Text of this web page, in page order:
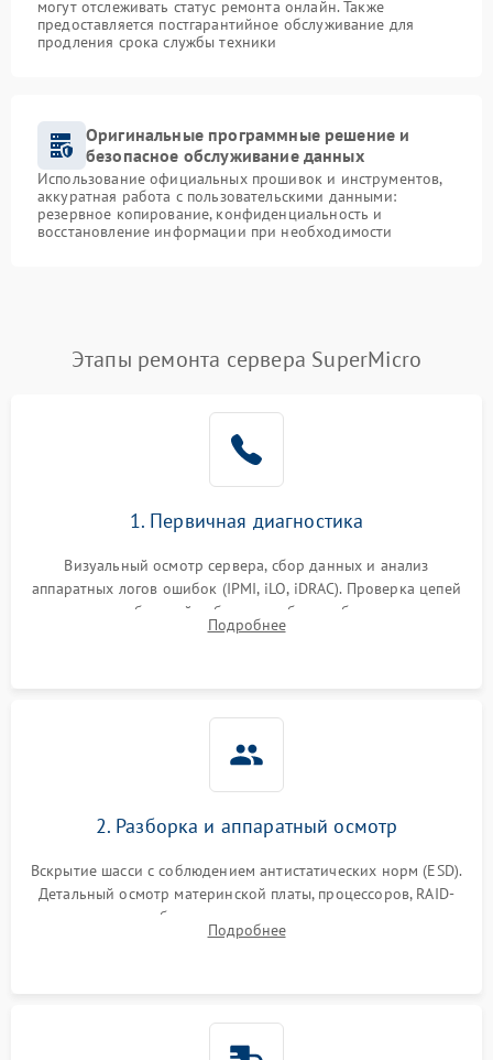
могут отслеживать статус ремонта онлайн. Также
предоставляется постгарантийное обслуживание для
продления срока службы техники
Оригинальные программные решение и
безопасное обслуживание данных
Использование официальных прошивок и инструментов,
аккуратная работа с пользовательскими данными:
резервное копирование, конфиденциальность и
восстановление информации при необходимости
Этапы ремонта сервера SuperMicro
1. Первичная диагностика
Визуальный осмотр сервера, сбор данных и анализ
аппаратных логов ошибок (IPMI, iLO, iDRAC). Проверка цепей
питания и базовой работоспособности без вскрытия
корпуса для быстрой локализации сбоя.
Подробнее
2. Разборка и аппаратный осмотр
Вскрытие шасси с соблюдением антистатических норм (ESD).
Детальный осмотр материнской платы, процессоров, RAID-
контроллеров и блоков питания на наличие термических
повреждений, прогаров или окислений.
Подробнее